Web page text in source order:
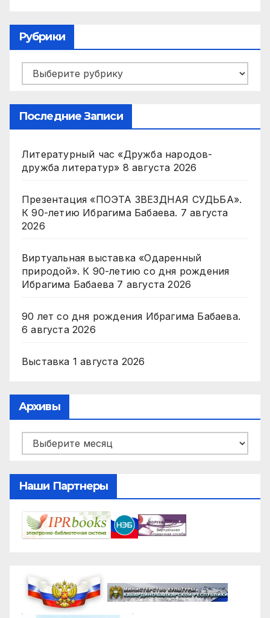
Рубрики
Рубрики
Последние Записи
Литературный час «Дружба народов-
дружба литератур» 8 августа 2026
Презентация «ПОЭТА ЗВЕЗДНАЯ СУДЬБА».
К 90-летию Ибрагима Бабаева. 7 августа
2026
Виртуальная выставка «Одаренный
природой». К 90-летию со дня рождения
Ибрагима Бабаева 7 августа 2026
90 лет со дня рождения Ибрагима Бабаева.
6 августа 2026
Выставка 1 августа 2026
Архивы
Архивы
Наши Партнеры